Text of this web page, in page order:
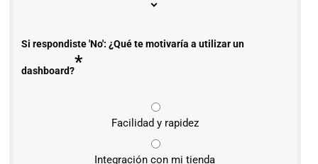
Si respondiste 'No': ¿Qué te motivaría a utilizar un
dashboard?*
Facilidad y rapidez
Integración con mi tienda